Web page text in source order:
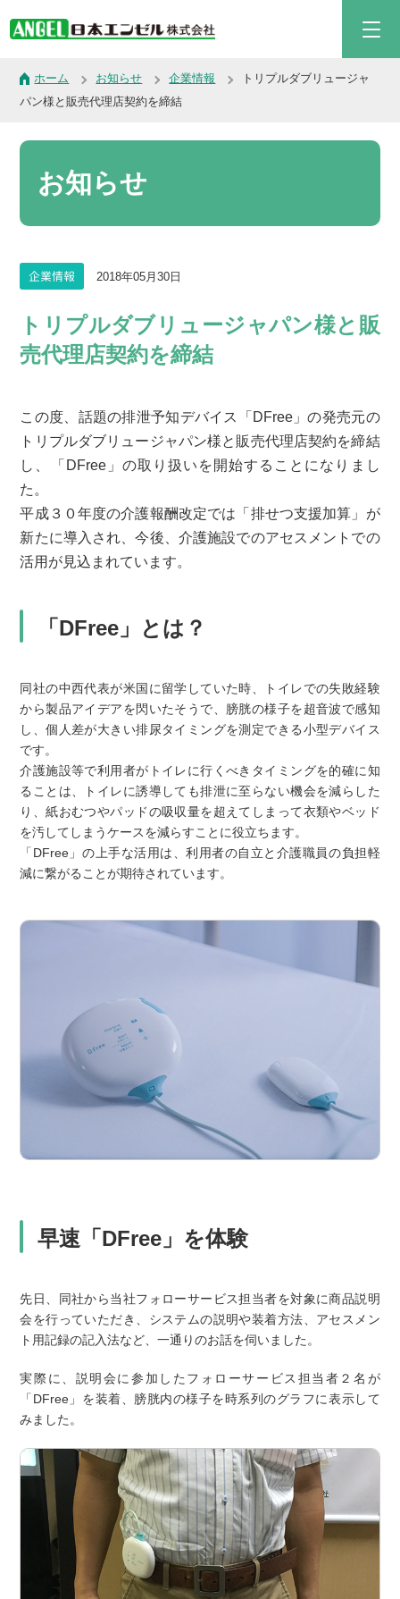
ホーム お知らせ 企業情報
トリプルダブリュージャ
パン様と販売代理店契約を締結
お知らせ
企業情報 2018年05月30日
トリプルダブリュージャパン様と販
売代理店契約を締結
この度、話題の排泄予知デバイス「DFree」の発売元の
トリプルダブリュージャパン様と販売代理店契約を締結
し、「DFree」の取り扱いを開始することになりまし
た。
平成３０年度の介護報酬改定では「排せつ支援加算」が
新たに導入され、今後、介護施設でのアセスメントでの
活用が見込まれています。
「DFree」とは？
同社の中西代表が米国に留学していた時、トイレでの失敗経験
から製品アイデアを閃いたそうで、膀胱の様子を超音波で感知
し、個人差が大きい排尿タイミングを測定できる小型デバイス
です。
介護施設等で利用者がトイレに行くべきタイミングを的確に知
ることは、トイレに誘導しても排泄に至らない機会を減らした
り、紙おむつやパッドの吸収量を超えてしまって衣類やベッド
を汚してしまうケースを減らすことに役立ちます。
「DFree」の上手な活用は、利用者の自立と介護職員の負担軽
減に繋がることが期待されています。
早速「DFree」を体験
先日、同社から当社フォローサービス担当者を対象に商品説明
会を行っていただき、システムの説明や装着方法、アセスメン
ト用記録の記入法など、一通りのお話を伺いました。
実際に、説明会に参加したフォローサービス担当者２名が
「DFree」を装着、膀胱内の様子を時系列のグラフに表示して
みました。